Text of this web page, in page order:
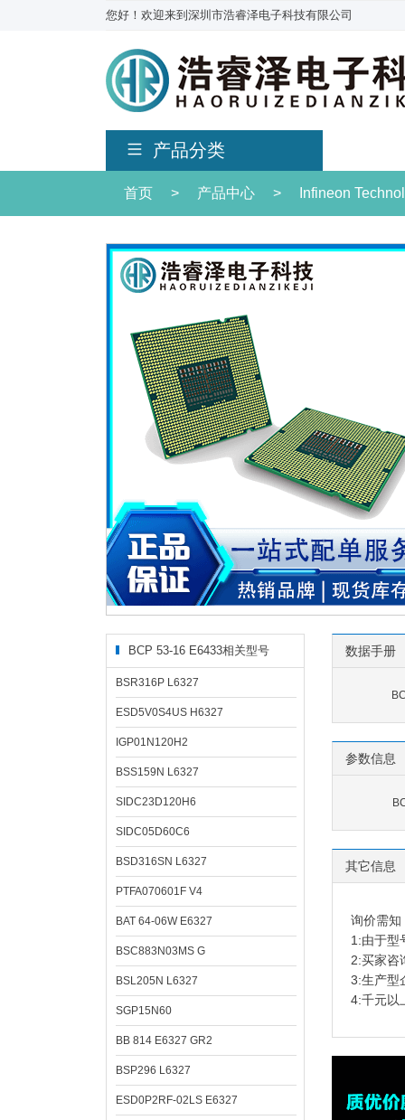
您好！欢迎来到深圳市浩睿泽电子科技有限公司
产品分类
首页 > 产品中心 > Infineon
BCP 53-16 E6433相关型号
BSR316P L6327
ESD5V0S4US H6327
IGP01N120H2
BSS159N L6327
SIDC23D120H6
SIDC05D60C6
BSD316SN L6327
PTFA070601F V4
BAT 64-06W E6327
BSC883N03MS G
BSL205N L6327
SGP15N60
BB 814 E6327 GR2
BSP296 L6327
ESD0P2RF-02LS E6327
数据手册
参数信息
其它信息
询价需知
1:由于型
2:买家咨
3:生产型
4:千元以